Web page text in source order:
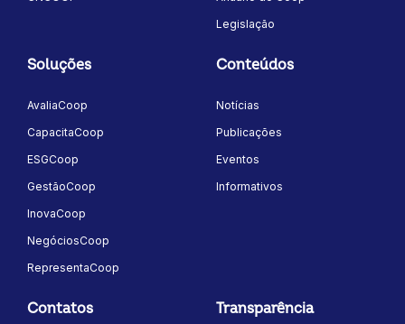
Legislação
Soluções
AvaliaCoop
CapacitaCoop
ESGCoop
GestãoCoop
InovaCoop
NegóciosCoop
RepresentaCoop
Conteúdos
Notícias
Publicações
Eventos
Informativos
Contatos Transparência